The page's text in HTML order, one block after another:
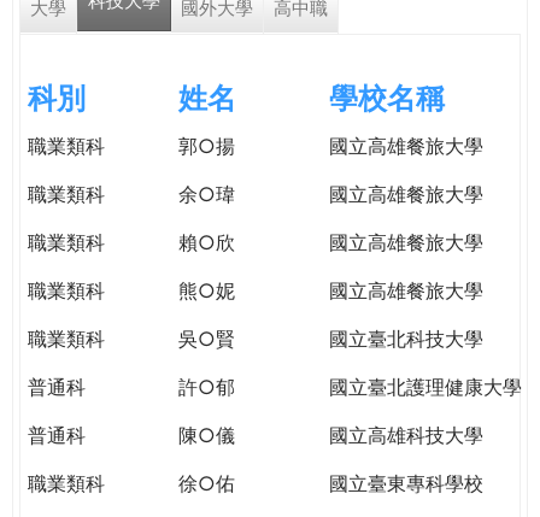
格。
e
e
r
e
大學 國外大學 高中職
科別 姓名 學校名稱
職業類科 郭○揚
國立高雄餐旅大學
職業類科
余○瑋
國立高雄餐旅大學
職業類科
賴○欣
國立高雄餐旅大學
職業類科
熊○妮
國立高雄餐旅大學
職業類科
吳○賢
國立臺北科技大學
普通科
許○郁
國立臺北護理健康大學
普通科
陳○儀
國立高雄科技大學
職業類科
徐○佑
國立臺東專科學校